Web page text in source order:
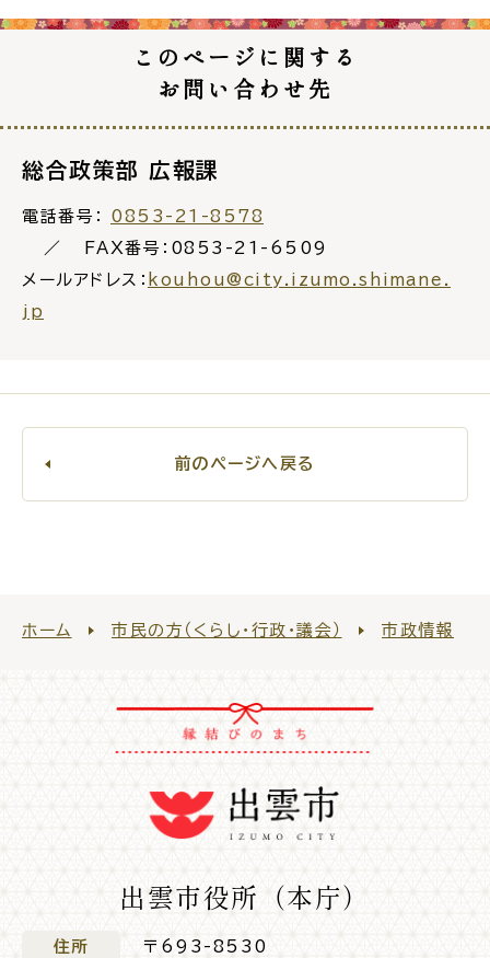
各種相談窓口 担当窓口
公共施設
くらしの便利情報 子育て便利帳
おたすけア
各種申請書・
このページに関する
お問い合わせ先
総合政策部 広報課
電話番号： 0853-21-8578
FAX番号：0853-21-6509
メールアドレス： kouhou@city.izumo.shimane.
jp
前のページへ戻る
ホーム 市民の方（くらし・行政・議会） 市政情報
出雲市役所（本庁）
住所 〒693-8530